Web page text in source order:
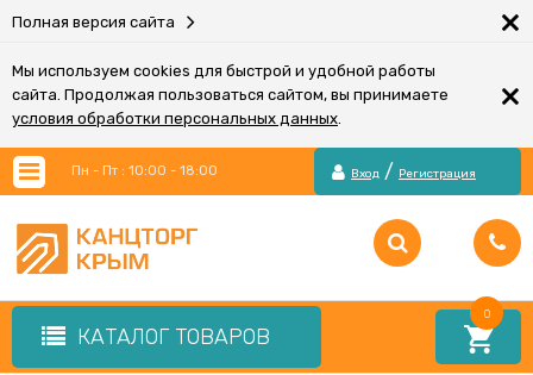
Полная версия сайта ×
Мы используем cookies для быстрой и удобной работы
сайта. Продолжая пользоваться сайтом, вы принимаете
условия обработки персональных данных.
×
Пн - Пт : 10:00 - 18:00 Вход / Регистрация
КАТАЛОГ ТОВАРОВ
0